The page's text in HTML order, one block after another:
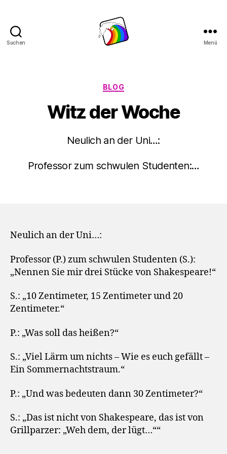
Suchen Menü
Kategorien
BLOG
Witz der Woche
Neulich an der Uni…:
Professor zum schwulen Studenten:…
Neulich an der Uni…:
Professor (P.) zum schwulen Studenten (S.):
„Nennen Sie mir drei Stücke von Shakespeare!“
S.: „10 Zentimeter, 15 Zentimeter und 20
Zentimeter.“
P.: „Was soll das heißen?“
S.: „Viel Lärm um nichts – Wie es euch gefällt –
Ein Sommernachtstraum.“
P.: „Und was bedeuten dann 30 Zentimeter?“
S.: „Das ist nicht von Shakespeare, das ist von
Grillparzer: „Weh dem, der lügt…““